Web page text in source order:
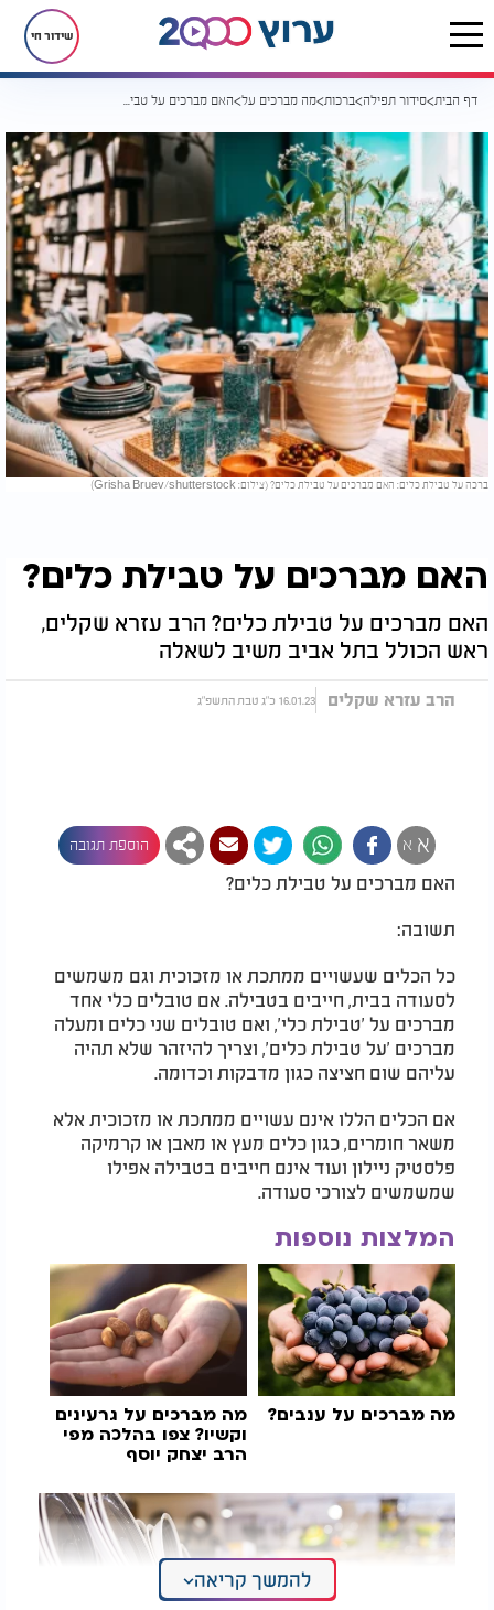
שידור חי
דף הבית סידור תפילה ברכות מה מברכים על האם מברכים על טבילת כלים?
ברכה על טבילת כלים: האם מברכים על טבילת כלים? (צילום: Grisha Bruev/shutterstock)
האם מברכים על טבילת כלים?
האם מברכים על טבילת כלים? הרב עזרא שקלים,
ראש הכולל בתל אביב משיב לשאלה
הרב עזרא שקלים 16.01.23 כ"ג טבת התשפ"ג
א א הוספת תגובה
האם מברכים על טבילת כלים?
תשובה:
כל הכלים שעשויים ממתכת או מזכוכית וגם משמשים
לסעודה בבית, חייבים בטבילה. אם טובלים כלי אחד
מברכים על 'טבילת כלי', ואם טובלים שני כלים ומעלה
מברכים 'על טבילת כלים', וצריך להיזהר שלא תהיה
עליהם שום חציצה כגון מדבקות וכדומה.
אם הכלים הללו אינם עשויים ממתכת או מזכוכית אלא
משאר חומרים, כגון כלים מעץ או מאבן או קרמיקה
פלסטיק ניילון ועוד אינם חייבים בטבילה אפילו
שמשמשים לצורכי סעודה.
המלצות נוספות
מה מברכים על ענבים?
מה מברכים על גרעינים
וקשיו? צפו בהלכה מפי
הרב יצחק יוסף
להמשך קריאה